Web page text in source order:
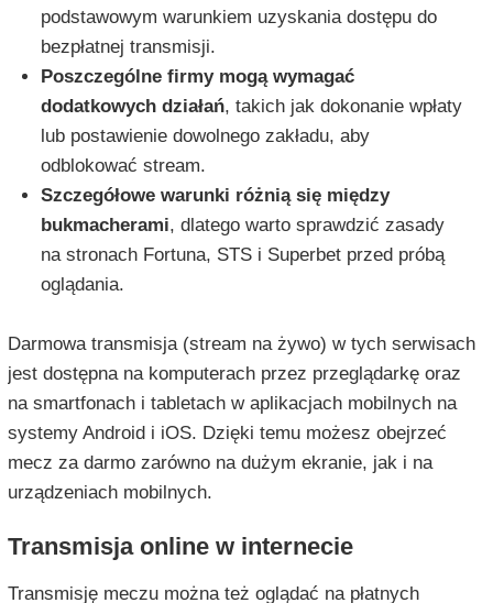
podstawowym warunkiem uzyskania dostępu do
bezpłatnej transmisji.
Poszczególne firmy mogą wymagać
dodatkowych działań, takich jak dokonanie wpłaty
lub postawienie dowolnego zakładu, aby
odblokować stream.
Szczegółowe warunki różnią się między
bukmacherami, dlatego warto sprawdzić zasady
na stronach Fortuna, STS i Superbet przed próbą
oglądania.
Darmowa transmisja (stream na żywo) w tych serwisach
jest dostępna na komputerach przez przeglądarkę oraz
na smartfonach i tabletach w aplikacjach mobilnych na
systemy Android i iOS. Dzięki temu możesz obejrzeć
mecz za darmo zarówno na dużym ekranie, jak i na
urządzeniach mobilnych.
Transmisja online w internecie
Transmisję meczu można też oglądać na płatnych